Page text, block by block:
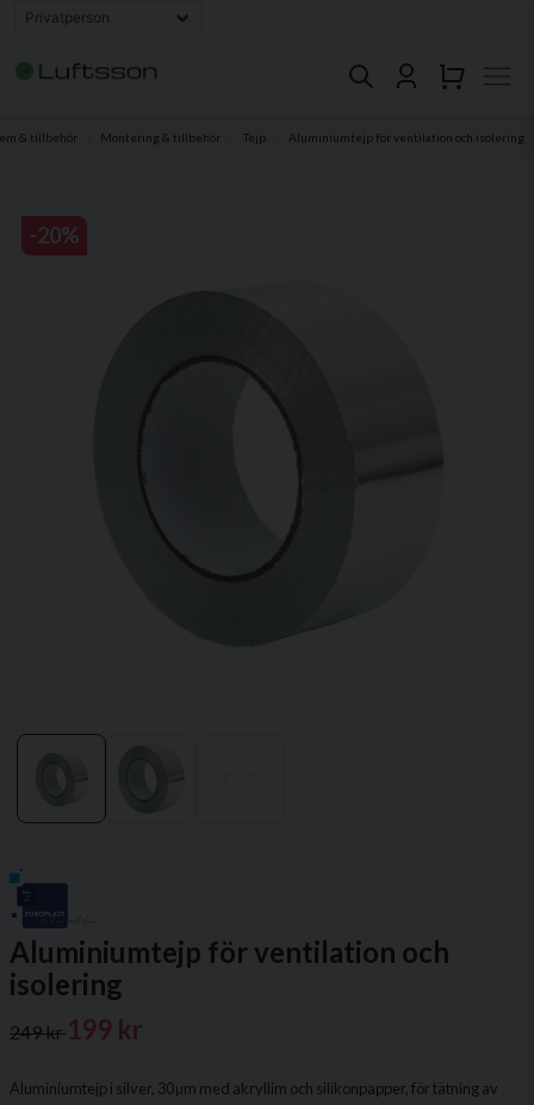
& tillbehör Montering & tillbehör Tejp Aluminiumtejp för ventilation och isolering
-20%
Aluminiumtejp för ventilation och
isolering
249 kr199 kr
Aluminiumtejp i silver, 30 µm med akryllim och silikonpapper, för tätning av